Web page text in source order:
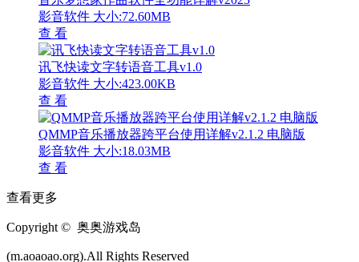
影音软件 大小:72.60MB
查 看
讯飞快读文字转语音工具v1.0
影音软件 大小:423.00KB
查 看
QMMP音乐播放器跨平台使用详解v2.1.2 电脑版
影音软件 大小:18.03MB
查 看
查看更多
Copyright © 奥奥游戏岛
(m.aoaoao.org).All Rights Reserved